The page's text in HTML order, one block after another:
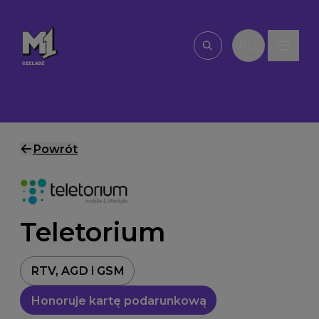
Wpisz, czego
Powrót
Teletorium
RTV, AGD i GSM
Honoruje kartę podarunkową